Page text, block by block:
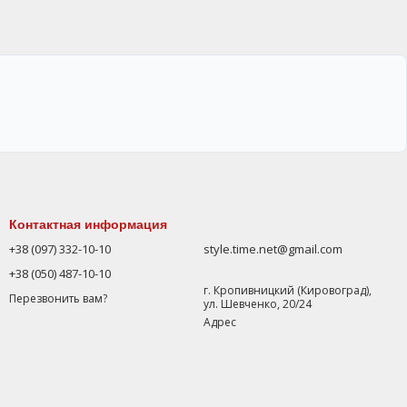
Контактная информация
+38 (097) 332-10-10
+38 (050) 487-10-10
Перезвонить вам?
style.time.net@gmail.com
г. Кропивницкий (Кировоград),
ул. Шевченко, 20/24
Адрес